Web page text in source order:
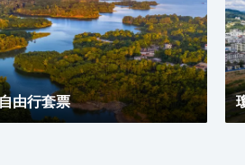
由行套票